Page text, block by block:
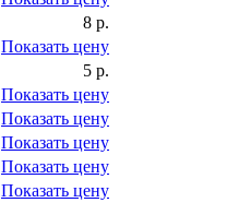
8 р.
Показать цену
5 р.
Показать цену
Показать цену
Показать цену
Показать цену
Показать цену